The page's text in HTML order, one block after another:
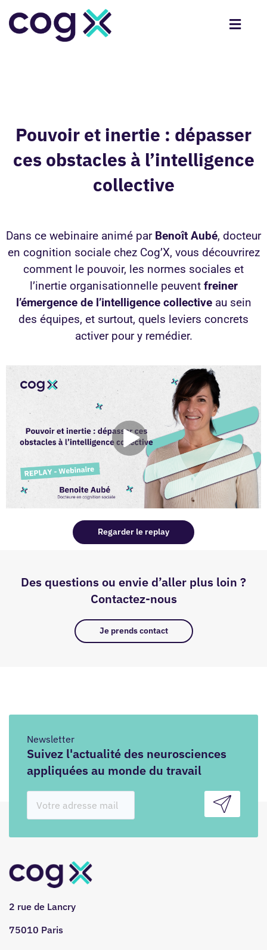
Pouvoir et inertie : dépasser
ces obstacles à l’intelligence
collective
Dans ce webinaire animé par Benoît Aubé, docteur
en cognition sociale chez Cog’X, vous découvrirez
comment le pouvoir, les normes sociales et
l’inertie organisationnelle peuvent freiner
l’émergence de l’intelligence collectiveau sein
des équipes, et surtout, quels leviers concrets
activer pour y remédier.
Regarder le replay
Des questions ou envie d’aller plus loin ?
Contactez-nous
Je prends contact
Newsletter
Suivez l'actualité des neurosciences
appliquées au monde du travail
2 rue de Lancry
75010 Paris